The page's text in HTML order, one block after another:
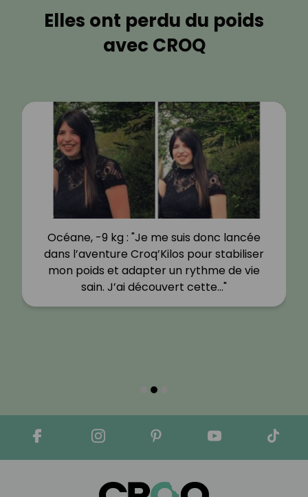
Elles ont perdu du poids
avec CROQ
Océane, -9 kg : "Je me suis donc lancée
dans l’aventure Croq’Kilos pour stabiliser
mon poids et adapter un rythme de vie
sain. J’ai découvert cette…"